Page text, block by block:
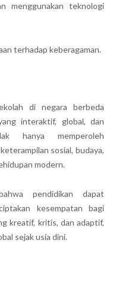
menggunakan teknologi
terhadap keberagaman.
di negara berbeda
interaktif, global, dan
hanya memperoleh
sosial, budaya,
modern.
pendidikan dapat
kesempatan bagi
kreatif, kritis, dan adaptif,
sejak usia dini.